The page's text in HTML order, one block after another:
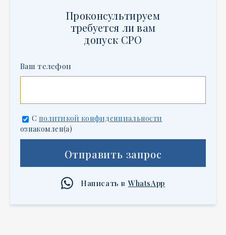
Проконсультируем
требуется ли вам
допуск СРО
Ваш телефон
С политикой конфиденциальности
ознакомлен(а)
Отправить запрос
Написать в WhatsApp